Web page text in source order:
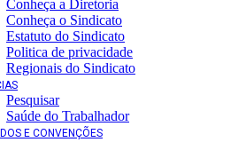
Conheça a Diretoria
Conheça o Sindicato
Estatuto do Sindicato
Politica de privacidade
Regionais do Sindicato
Pesquisar
Saúde do Trabalhador
E CONVENÇÕES